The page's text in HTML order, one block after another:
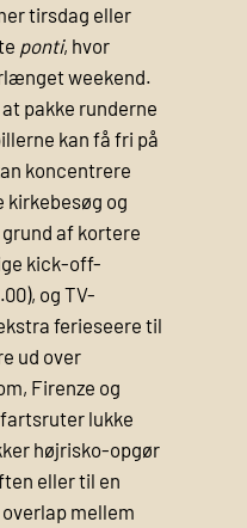
tirsdag eller
ponti, hvor
weekend.
pakke runderne
kan få fri på
koncentrere
kirkebesøg og
af kortere
kick-off-
og TV-
ferie­seere til
ud over
Firenze og
lukke
højrisko-opgør
eller til en
mellem